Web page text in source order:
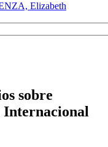
Elizabeth
sobre